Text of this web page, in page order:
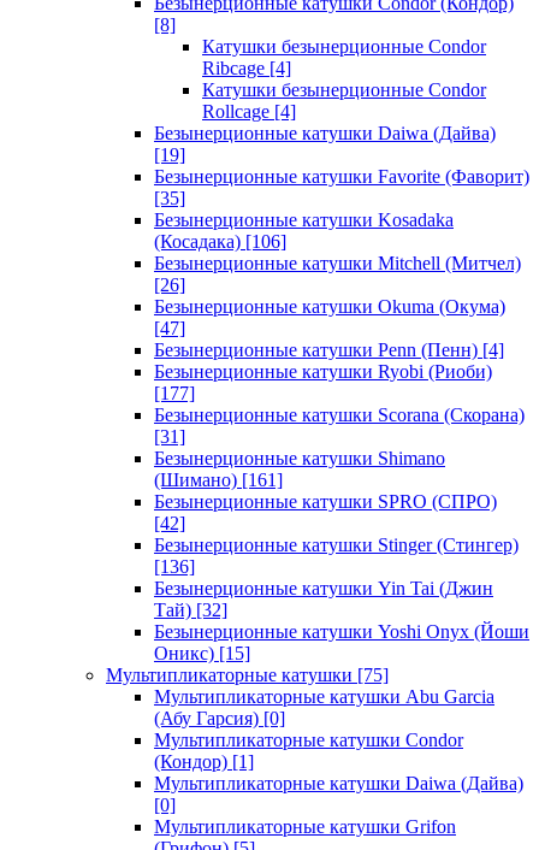
[8]
Катушки безынерционные Condor
Ribcage [4]
Катушки безынерционные Condor
Rollcage [4]
Безынерционные катушки Daiwa (Дайва)
[19]
Безынерционные катушки Favorite (Фаворит)
[35]
Безынерционные катушки Kosadaka
(Косадака) [106]
Безынерционные катушки Mitchell (Митчел)
[26]
Безынерционные катушки Okuma (Окума)
[47]
Безынерционные катушки Penn (Пенн) [4]
Безынерционные катушки Ryobi (Риоби)
[177]
Безынерционные катушки Scorana (Скорана)
[31]
Безынерционные катушки Shimano
(Шимано) [161]
Безынерционные катушки SPRO (СПРО)
[42]
Безынерционные катушки Stinger (Стингер)
[136]
Безынерционные катушки Yin Tai (Джин
Тай) [32]
Безынерционные катушки Yoshi Onyx (Йоши
Оникс) [15]
Мультипликаторные катушки [75]
Мультипликаторные катушки Abu Garcia
(Абу Гарсия) [0]
Мультипликаторные катушки Condor
(Кондор) [1]
Мультипликаторные катушки Daiwa (Дайва)
[0]
Мультипликаторные катушки Grifon